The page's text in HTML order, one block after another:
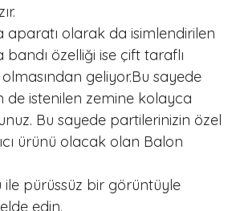
aparatı olarak da isimlendirilen
bandı özelliği ise çift taraflı
geliyor.Bu sayede
de istenilen zemine kolayca
Bu sayede partilerinizin özel
ürünü olacak olan Balon
pürüssüz bir görüntüyle
edin.